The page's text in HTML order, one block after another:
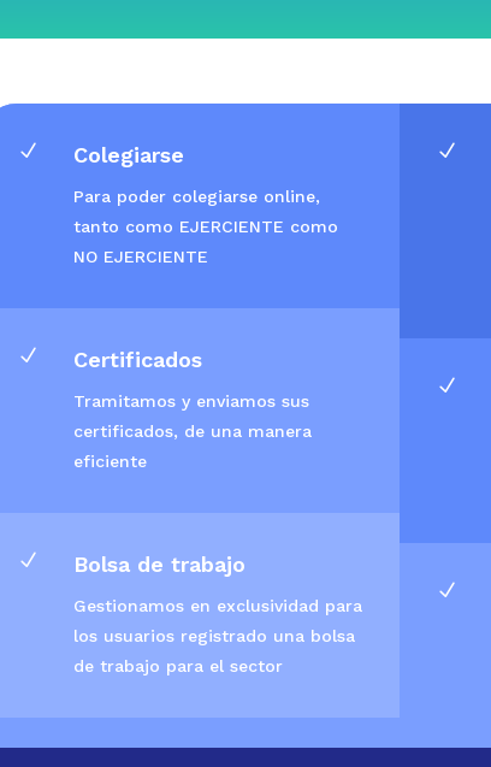
N Colegiarse
Para poder colegiarse online,
tanto como EJERCIENTE como
NO EJERCIENTE
N Certificados
Tramitamos y enviamos sus
certificados, de una manera
eficiente
N Bolsa de trabajo
Gestionamos en exclusividad para
los usuarios registrado una bolsa
de trabajo para el sector
N
N
N